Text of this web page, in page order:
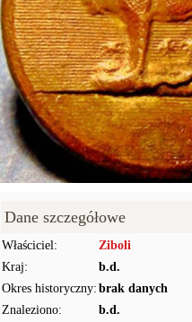
Dane szczegółowe
Właściciel:
Ziboli
Kraj:
b.d.
Okres historyczny: brak danych
Znaleziono:
b.d.